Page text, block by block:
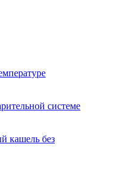
системе
кашель без